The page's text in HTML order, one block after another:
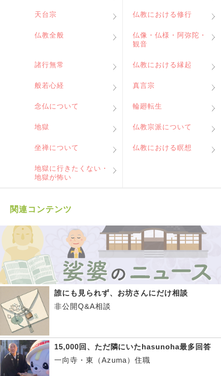
天台宗 仏教における修行
仏教全般
仏像・仏様・阿弥陀・
観音
諸行無常 仏教における縁起
般若心経 真言宗
念仏について 輪廻転生
地獄 仏教宗派について
坐禅について 仏教における瞑想
地獄に行きたくない・
地獄が怖い
関連コンテンツ
誰にも見られず、お坊さんにだけ相談
非公開Q&A相談
15,000回、ただ隣にいたhasunoha最多回答
一向寺・東（Azuma）住職